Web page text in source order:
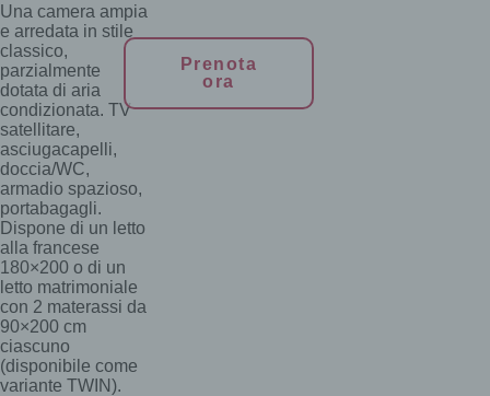
Una camera ampia
e arredata in stile
classico,
parzialmente
dotata di aria
condizionata. TV
satellitare,
asciugacapelli,
doccia/WC,
armadio spazioso,
portabagagli.
Dispone di un letto
alla francese
180×200 o di un
letto matrimoniale
con 2 materassi da
90×200 cm
ciascuno
(disponibile come
variante TWIN).
Prenota
ora